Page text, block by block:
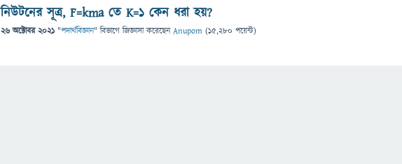
নিউটনের সূত্র, F=kma তে K=1 কেন ধরা হয়?
26 অক্টোবর 2021 "পদার্থবিজ্ঞান" বিভাগে জিজ্ঞাসাকরেছেনAnupom (15,280 পয়েন্ট)